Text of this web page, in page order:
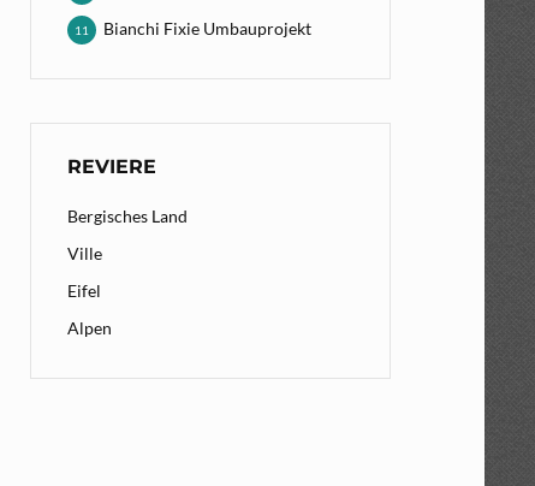
Bianchi Fixie Umbauprojekt
11
REVIERE
Bergisches Land
Ville
Eifel
Alpen